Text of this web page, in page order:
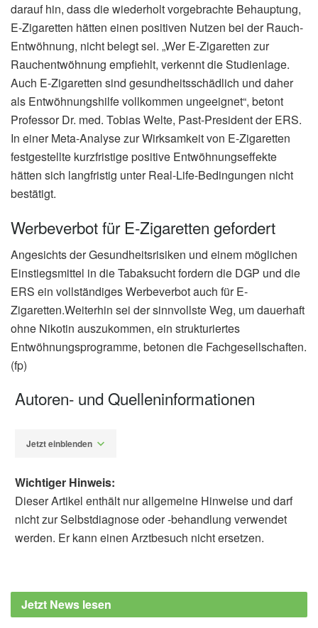
darauf hin, dass die wiederholt vorgebrachte Behauptung,
E-Zigaretten hätten einen positiven Nutzen bei der Rauch-
Entwöhnung, nicht belegt sei. „Wer E-Zigaretten zur
Rauchentwöhnung empfiehlt, verkennt die Studienlage.
Auch E-Zigaretten sind gesundheitsschädlich und daher
als Entwöhnungshilfe vollkommen ungeeignet“, betont
Professor Dr. med. Tobias Welte, Past-President der ERS.
In einer Meta-Analyse zur Wirksamkeit von E-Zigaretten
festgestellte kurzfristige positive Entwöhnungseffekte
hätten sich langfristig unter Real-Life-Bedingungen nicht
bestätigt.
Werbeverbot für E-Zigaretten gefordert
Angesichts der Gesundheitsrisiken und einem möglichen
Einstiegsmittel in die Tabaksucht fordern die DGP und die
ERS ein vollständiges Werbeverbot auch für E-
Zigaretten.Weiterhin sei der sinnvollste Weg, um dauerhaft
ohne Nikotin auszukommen, ein strukturiertes
Entwöhnungsprogramme, betonen die Fachgesellschaften.
(fp)
Autoren- und Quelleninformationen
Jetzt einblenden
Pulmonary illness related to e-cigarette use
in Illinois and Wisconsin – preliminary report,
Wichtiger Hinweis:
Dieser Artikel enthält nur allgemeine Hinweise und darf
nicht zur Selbstdiagnose oder -behandlung verwendet
werden. Er kann einen Arztbesuch nicht ersetzen.
Jetzt News lesen